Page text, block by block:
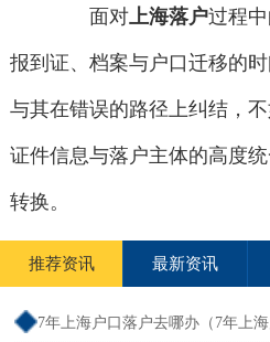
面对上海落户过程
报到证、档案与户口迁移的时
与其在错误的路径上纠结，
证件信息与落户主体的高度
转换。
推荐资讯 最新资讯
7年上海户口落户去哪办（7年上